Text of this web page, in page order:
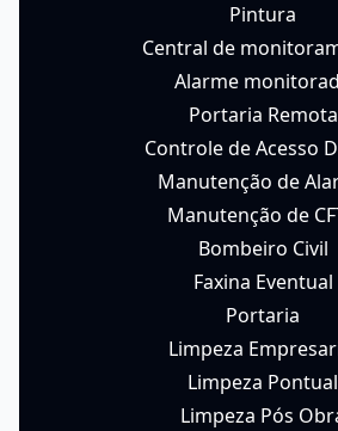
Pintura
Central de
Alarme
Portaria Remota
Controle de Acesso
Manutenção de
Manutenção de
Bombeiro Civil
Faxina Eventual
Portaria
Limpeza
Limpeza Pontual
Limpeza Pós